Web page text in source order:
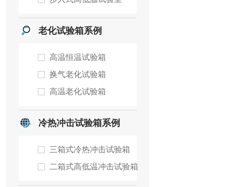
老化试验箱系例
高温恒温试验箱
换气老化试验箱
高温老化试验箱
冷热冲击试验箱系例
三箱式冷热冲击试验箱
二箱式高低温冲击试验箱